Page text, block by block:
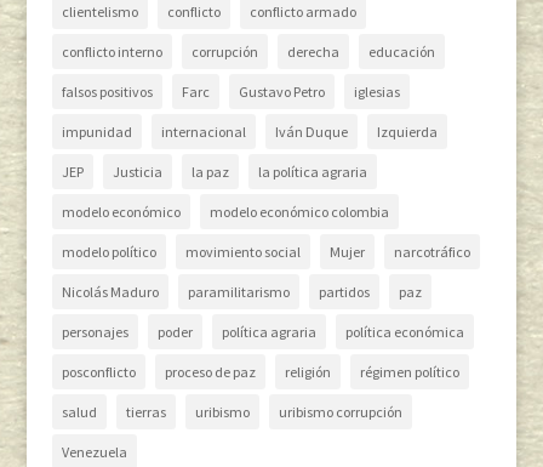
clientelismo conflicto conflicto armado
conflicto interno corrupción derecha educación
falsos positivos Farc Gustavo Petro iglesias
impunidad internacional Iván Duque Izquierda
JEP Justicia la paz la política agraria
modelo económico modelo económico colombia
modelo político movimiento social Mujer narcotráfico
Nicolás Maduro paramilitarismo partidos paz
personajes poder política agraria política económica
posconflicto proceso de paz religión régimen político
salud tierras uribismo uribismo corrupción
Venezuela